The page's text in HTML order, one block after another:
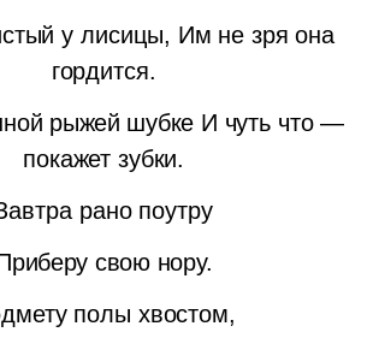
у лисицы, Им не зря она
гордится.
рыжей шубке И чуть что —
покажет зубки.
рано поутру
свою нору.
полы хвостом,